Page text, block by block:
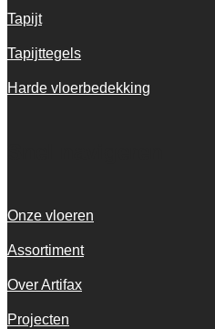
Tapijt
Tapijttegels
Harde vloerbedekking
Onze vloeren
Assortiment
Over Artifax
Projecten